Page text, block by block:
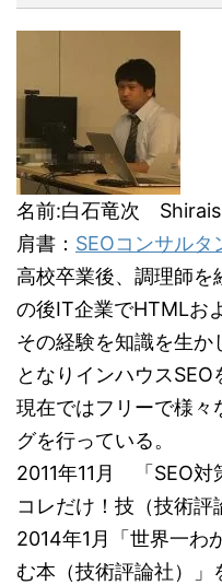
名前:白石竜次
肩書： SEOコンサルタ
高校卒業後、調理師を
の後IT企業でHTMLお
その経験を知識を生か
となりインハウスSEO
現在ではフリーで様々
グを行っている。
2011年11月 「SEO対
コレだけ！技（技術評
2014年1月「世界一わ
む本（技術評論社）」